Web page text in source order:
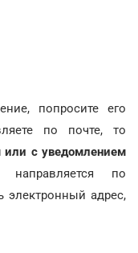
попросите его
по почте, то
с уведомлением
по
электронный адрес,